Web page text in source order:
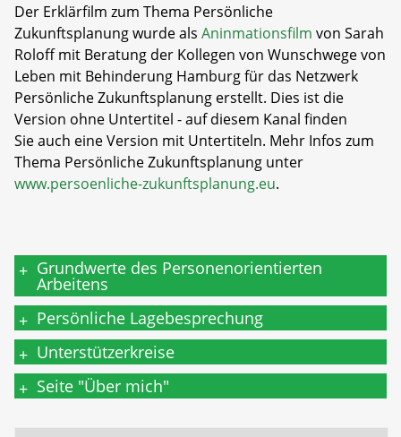
Der Erklärfilm zum Thema Persönliche
Zukunftsplanung wurde als Aninmationsfilm von Sarah
Roloff mit Beratung der Kollegen von Wunschwege von
Leben mit Behinderung Hamburg für das Netzwerk
Persönliche Zukunftsplanung erstellt. Dies ist die
Version ohne Untertitel - auf diesem Kanal finden
Sie auch eine Version mit Untertiteln. Mehr Infos zum
Thema Persönliche Zukunftsplanung unter
www.persoenliche-zukunftsplanung.eu.
+ Grundwerte des Personenorientierten
Arbeitens
+ Persönliche Lagebesprechung
+ Unterstützerkreise
+ Seite "Über mich"